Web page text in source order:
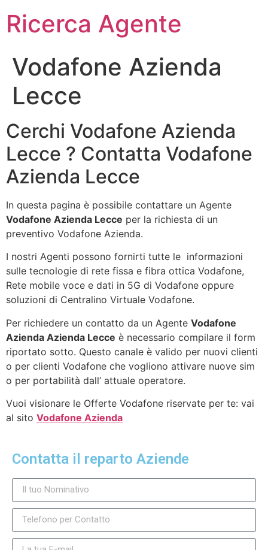
Ricerca Agente
Vodafone Azienda
Lecce
Cerchi Vodafone Azienda
Lecce ? Contatta Vodafone
Azienda Lecce
In questa pagina è possibile contattare un Agente
Vodafone Azienda Lecce per la richiesta di un
preventivo Vodafone Azienda.
I nostri Agenti possono fornirti tutte le informazioni
sulle tecnologie di rete fissa e fibra ottica Vodafone,
Rete mobile voce e dati in 5G di Vodafone oppure
soluzioni di Centralino Virtuale Vodafone.
Per richiedere un contatto da un Agente Vodafone
Azienda Azienda Lecce è necessario compilare il form
riportato sotto. Questo canale è valido per nuovi clienti
o per clienti Vodafone che vogliono attivare nuove sim
o per portabilità dall’ attuale operatore.
Vuoi visionare le Offerte Vodafone riservate per te: vai
al sito Vodafone Azienda
Contatta il reparto Aziende